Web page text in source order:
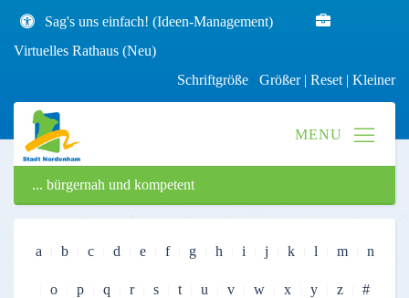
Sag's uns einfach! (Ideen-Management)
Virtuelles Rathaus (Neu)
Schriftgröße Größer| Reset | Kleiner
... bürgernah und kompetent
a b c d e f g h i j k l m n
o p q r s t u v w x y z #